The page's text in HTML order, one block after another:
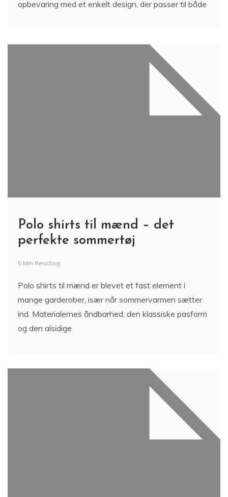
Polo shirts til mænd – det
perfekte sommertøj
Polo shirts til mænd er blevet et fast element i
mange garderober, især når sommervarmen sætter